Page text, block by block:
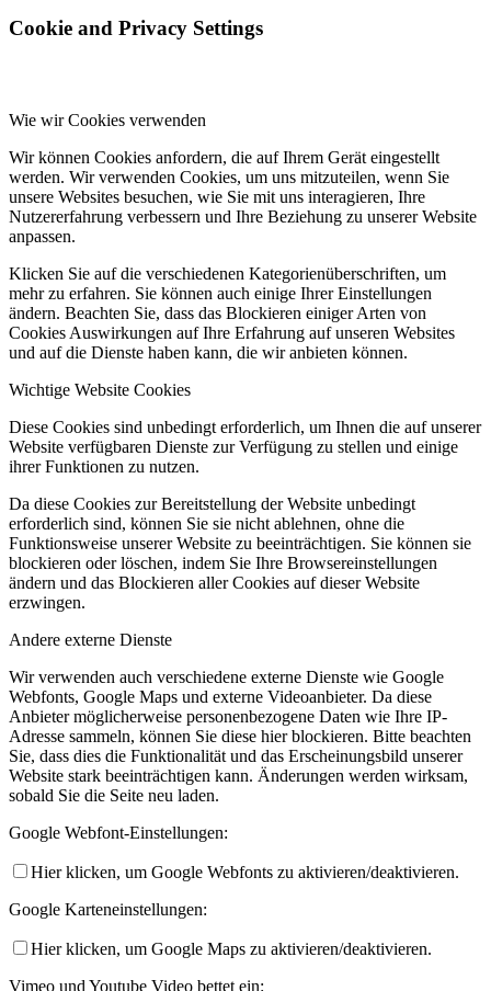
Cookie and Privacy Settings
Wie wir Cookies verwenden
Wir können Cookies anfordern, die auf Ihrem Gerät eingestellt
werden. Wir verwenden Cookies, um uns mitzuteilen, wenn Sie
unsere Websites besuchen, wie Sie mit uns interagieren, Ihre
Nutzererfahrung verbessern und Ihre Beziehung zu unserer Website
anpassen.
Klicken Sie auf die verschiedenen Kategorienüberschriften, um
mehr zu erfahren. Sie können auch einige Ihrer Einstellungen
ändern. Beachten Sie, dass das Blockieren einiger Arten von
Cookies Auswirkungen auf Ihre Erfahrung auf unseren Websites
und auf die Dienste haben kann, die wir anbieten können.
Wichtige Website Cookies
Diese Cookies sind unbedingt erforderlich, um Ihnen die auf unserer
Website verfügbaren Dienste zur Verfügung zu stellen und einige
ihrer Funktionen zu nutzen.
Da diese Cookies zur Bereitstellung der Website unbedingt
erforderlich sind, können Sie sie nicht ablehnen, ohne die
Funktionsweise unserer Website zu beeinträchtigen. Sie können sie
blockieren oder löschen, indem Sie Ihre Browsereinstellungen
ändern und das Blockieren aller Cookies auf dieser Website
erzwingen.
Andere externe Dienste
Wir verwenden auch verschiedene externe Dienste wie Google
Webfonts, Google Maps und externe Videoanbieter. Da diese
Anbieter möglicherweise personenbezogene Daten wie Ihre IP-
Adresse sammeln, können Sie diese hier blockieren. Bitte beachten
Sie, dass dies die Funktionalität und das Erscheinungsbild unserer
Website stark beeinträchtigen kann. Änderungen werden wirksam,
sobald Sie die Seite neu laden.
Google Webfont-Einstellungen:
Hier klicken, um Google Webfonts zu aktivieren/deaktivieren.
Google Karteneinstellungen:
Hier klicken, um Google Maps zu aktivieren/deaktivieren.
Vimeo und Youtube Video bettet ein: